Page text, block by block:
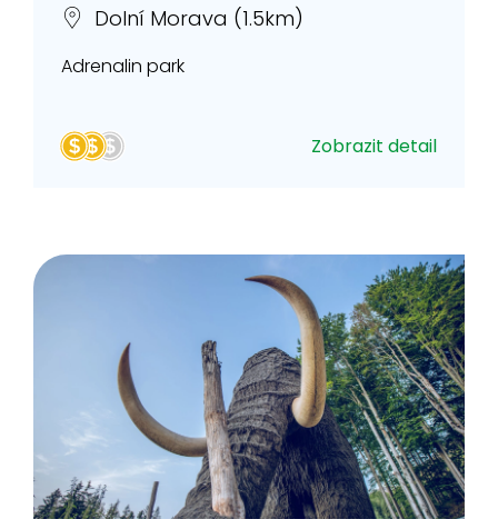
Dolní Morava (1.5km)
Adrenalin park
Zobrazit detail